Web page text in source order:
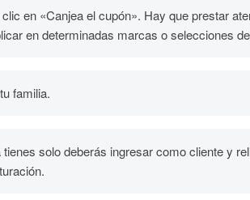
en «Canjea el cupón». Hay que prestar
en determinadas marcas o selecciones
familia.
solo deberás ingresar como cliente y